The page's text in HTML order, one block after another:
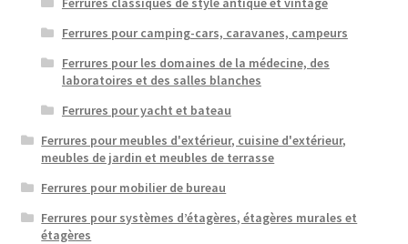
Ferrures pour camping-cars, caravanes, campeurs
Ferrures pour les domaines de la médecine, des
laboratoires et des salles blanches
Ferrures pour yacht et bateau
Ferrures pour meubles d'extérieur, cuisine d'extérieur,
meubles de jardin et meubles de terrasse
Ferrures pour mobilier de bureau
Ferrures pour systèmes d’étagères, étagères murales et
étagères